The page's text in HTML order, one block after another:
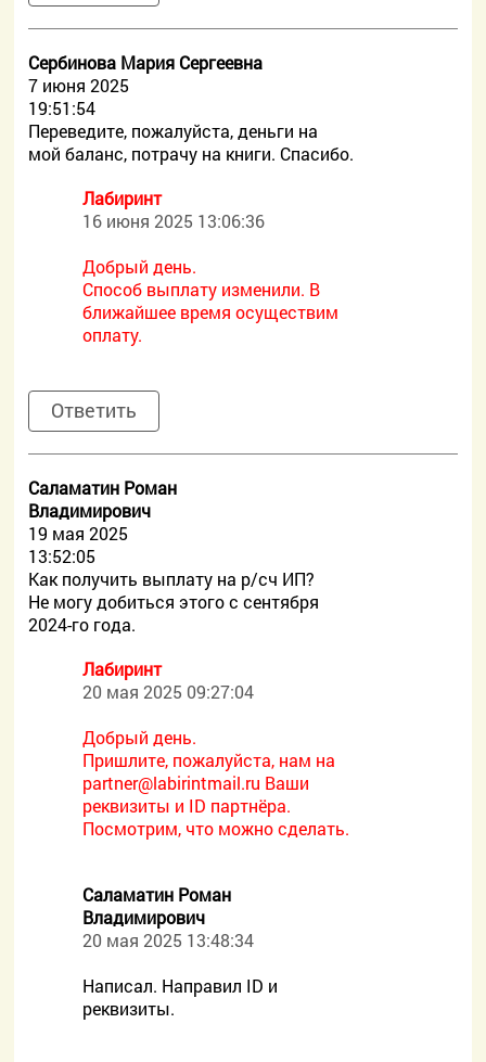
Сербинова Мария Сергеевна
7 июня 2025
19:51:54
Переведите, пожалуйста, деньги на
мой баланс, потрачу на книги. Спасибо.
Лабиринт
16 июня 2025 13:06:36
Добрый день.
Способ выплату изменили. В
ближайшее время осуществим
оплату.
Ответить
Саламатин Роман
Владимирович
19 мая 2025
13:52:05
Как получить выплату на р/сч ИП?
Не могу добиться этого с сентября
2024-го года.
Лабиринт
20 мая 2025 09:27:04
Добрый день.
Пришлите, пожалуйста, нам на
partner@labirintmail.ru Ваши
реквизиты и ID партнёра.
Посмотрим, что можно сделать.
Саламатин Роман
Владимирович
20 мая 2025 13:48:34
Написал. Направил ID и
реквизиты.